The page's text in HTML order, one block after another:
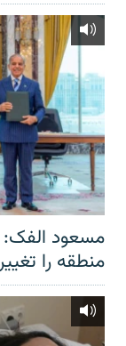
مسعود الفک:
منطقه را